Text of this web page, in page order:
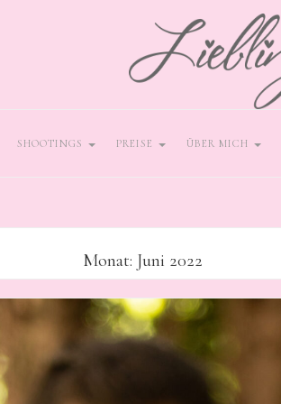
SHOOTINGS PREISE ÜBER MICH
Monat: Juni 2022